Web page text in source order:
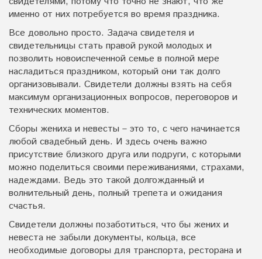
именно от них потребуется во время праздника.
Все довольно просто. Задача свидетеля и
свидетельницы стать правой рукой молодых и
позволить новоиспеченной семье в полной мере
насладиться праздником, который они так долго
организовывали. Свидетели должны взять на себя
максимум организационных вопросов, переговоров и
технических моментов.
Сборы жениха и невесты – это то, с чего начинается
любой свадебный день. И здесь очень важно
присутствие близкого друга или подруги, с которыми
можно поделиться своими переживаниями, страхами,
надеждами. Ведь это такой долгожданный и
волнительный день, полный трепета и ожидания
счастья.
Свидетели должны позаботиться, что бы жених и
невеста не забыли документы, кольца, все
необходимые договоры для транспорта, ресторана и